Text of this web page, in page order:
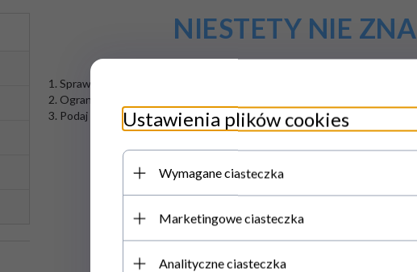
NIESTETY NIE
1. Sprawdź poprawność zapytania i spróbuj ponownie.
2. Ogranicz szukane słowa do jednego lub dwóch.
3. Podaj ogólną nazwę produktu, którego szukasz. Później będziesz
Ustawienia plików cookies
Wymagane ciasteczka
Marketingowe ciasteczka
Analityczne ciasteczka